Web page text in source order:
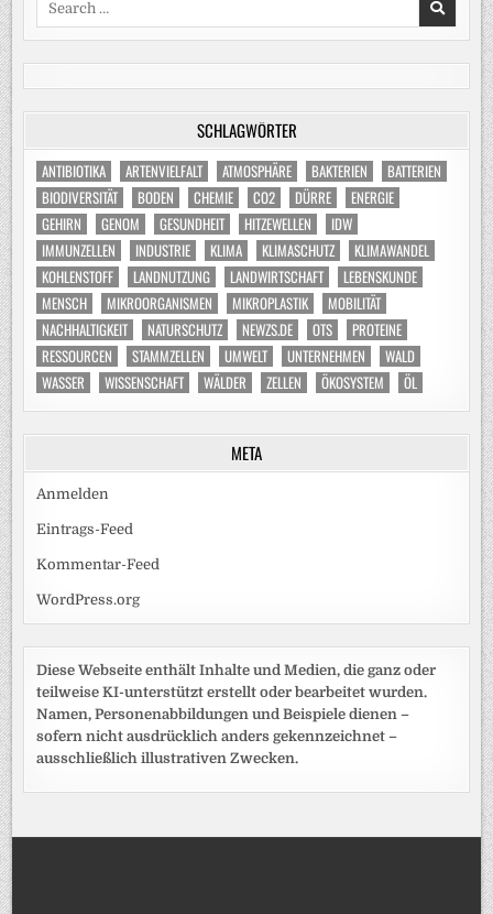
SCHLAGWÖRTER
ANTIBIOTIKA ARTENVIELFALT ATMOSPHÄRE BAKTERIEN
BATTERIEN
BIODIVERSITÄT
BODEN CHEMIE CO2 DÜRRE
ENERGIE
GEHIRN
GENOM GESUNDHEIT HITZEWELLEN
IDW
IMMUNZELLEN
INDUSTRIE KLIMA KLIMASCHUTZ
KLIMAWANDEL
KOHLENSTOFF
LANDNUTZUNG LANDWIRTSCHAFT
LEBENSKUNDE
MENSCH
MIKROORGANISMEN MIKROPLASTIK
MOBILITÄT
NACHHALTIGKEIT
NATURSCHUTZ NEWZS.DE OTS
PROTEINE
RESSOURCEN
STAMMZELLEN UMWELT UNTERNEHMEN
WALD
WASSER
WISSENSCHAFT WÄLDER ZELLEN ÖKOSYSTEM ÖL
META
Anmelden
Eintrags-Feed
Kommentar-Feed
WordPress.org
Diese Webseite enthält Inhalte und Medien, die ganz oder
teilweise KI-unterstützt erstellt oder bearbeitet wurden.
Namen, Personenabbildungen und Beispiele dienen –
sofern nicht ausdrücklich anders gekennzeichnet –
ausschließlich illustrativen Zwecken.